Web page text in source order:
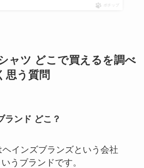
ポチップ
ャツ どこで買えるを調べ
思う質問
ランド どこ？
インズブランズという会社
うブランドです。